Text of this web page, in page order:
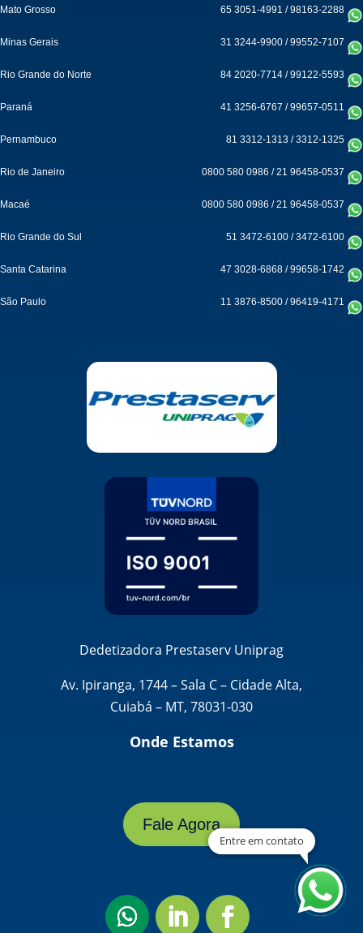
Mato Grosso 65 3051-4991 /98163-2288
Minas Gerais 31 3244-9900 /99552-7107
Rio Grande do Norte 84 2020-7714 /99122-5593
Paraná 41 3256-6767 /99657-0511
Pernambuco 81 3312-1313 /3312-1325
Rio de Janeiro 0800 580 0986 /21 96458-0537
Macaé 0800 580 0986 /21 96458-0537
Rio Grande do Sul 51 3472-6100 /3472-6100
Santa Catarina 47 3028-6868 /99658-1742
São Paulo 11 3876-8500 /96419-4171
Dedetizadora Prestaserv Uniprag
Av. Ipiranga, 1744 – Sala C – Cidade Alta,
Cuiabá – MT, 78031-030
Onde Estamos
Fale Agora
Entre em contato